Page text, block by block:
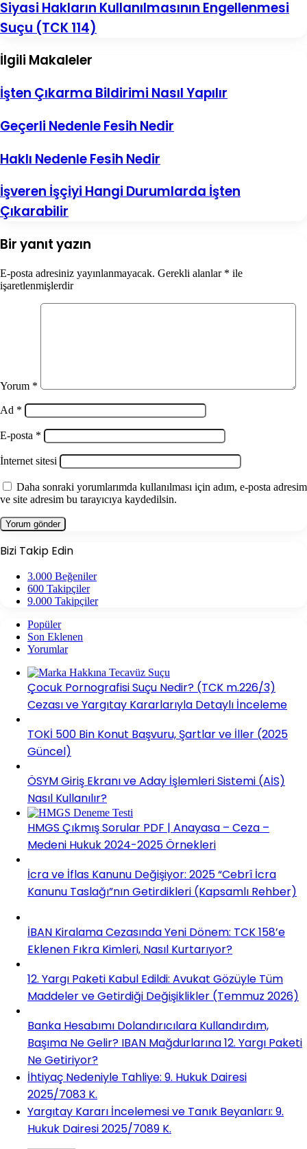
Olarak
Duruşma
Nedir?
Siyasi
Hakların
Kullanılmasının
Suçu
(TCK
Siyasi Hakların Kullanılmasının Engellenmesi
Suçu (TCK 114)
İlgili Makaleler
İşten Çıkarma Bildirimi Nasıl Yapılır
Geçerli Nedenle Fesih Nedir
Haklı Nedenle Fesih Nedir
İşveren İşçiyi Hangi Durumlarda İşten
Çıkarabilir
Bir yanıt yazın
E-posta adresiniz yayınlanmayacak. Gerekli alanlar * ile
işaretlenmişlerdir
Yorum *
Ad *
E-posta *
İnternet sitesi
Daha sonraki yorumlarımda kullanılması için adım, e-posta adresim
ve site adresim bu tarayıcıya kaydedilsin.
Bizi Takip Edin
3.000 Beğeniler
600 Takipçiler
9.000 Takipçiler
Popüler
Son Eklenen
Yorumlar
Çocuk Pornografisi Suçu Nedir? (TCK m.226/3)
Cezası ve Yargıtay Kararlarıyla Detaylı İnceleme
TOKİ 500 Bin Konut Başvuru, Şartlar ve İller (2025
Güncel)
ÖSYM Giriş Ekranı ve Aday İşlemleri Sistemi (AİS)
Nasıl Kullanılır?
HMGS Çıkmış Sorular PDF | Anayasa – Ceza –
Medeni Hukuk 2024-2025 Örnekleri
İcra ve İflas Kanunu Değişiyor: 2025 “Cebrî İcra
Kanunu Taslağı”nın Getirdikleri (Kapsamlı Rehber)
İBAN Kiralama Cezasında Yeni Dönem: TCK 158’e
Eklenen Fıkra Kimleri, Nasıl Kurtarıyor?
12. Yargı Paketi Kabul Edildi: Avukat Gözüyle Tüm
Maddeler ve Getirdiği Değişiklikler (Temmuz 2026)
Banka Hesabımı Dolandırıcılara Kullandırdım,
Başıma Ne Gelir? IBAN Mağdurlarına 12. Yargı Paketi
Ne Getiriyor?
İhtiyaç Nedeniyle Tahliye: 9. Hukuk Dairesi
2025/7083 K.
Yargıtay Kararı İncelemesi ve Tanık Beyanları: 9.
Hukuk Dairesi 2025/7089 K.